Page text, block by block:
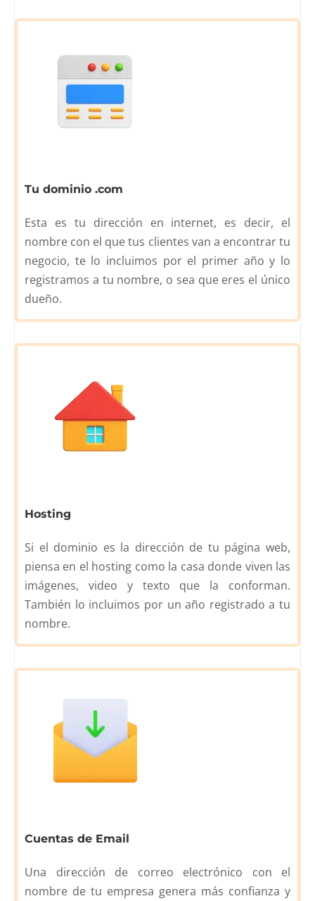
Tu dominio .com
Esta es tu dirección en internet, es decir, el
nombre con el que tus clientes van a encontrar tu
negocio, te lo incluimos por el primer año y lo
registramos a tu nombre, o sea que eres el único
dueño.
Hosting
Si el dominio es la dirección de tu página web,
piensa en el hosting como la casa donde viven las
imágenes, video y texto que la conforman.
También lo incluimos por un año registrado a tu
nombre.
Cuentas de Email
Una dirección de correo electrónico con el
nombre de tu empresa genera más confianza y